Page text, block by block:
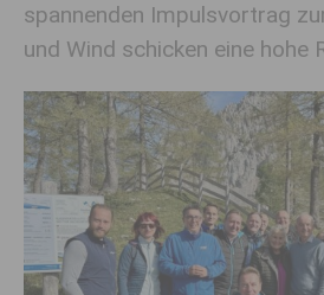
spannenden Impulsvortrag
und Wind schicken eine hohe